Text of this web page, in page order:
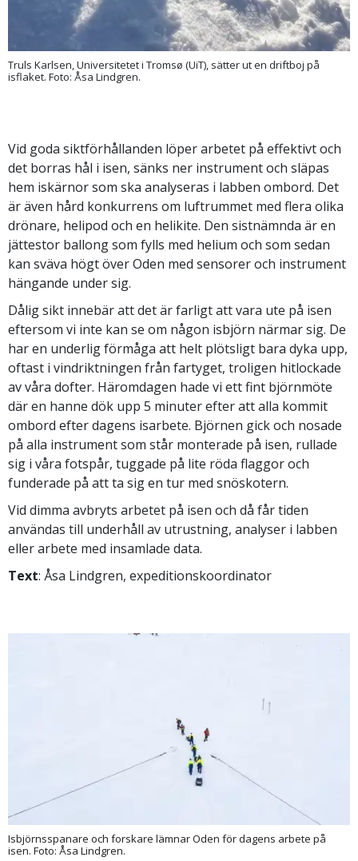
Truls Karlsen, Universitetet i Tromsø (UiT), sätter ut en driftboj på
isflaket. Foto: Åsa Lindgren.
Vid goda siktförhållanden löper arbetet på effektivt och
det borras hål i isen, sänks ner instrument och släpas
hem iskärnor som ska analyseras i labben ombord. Det
är även hård konkurrens om luftrummet med flera olika
drönare, helipod och en helikite. Den sistnämnda är en
jättestor ballong som fylls med helium och som sedan
kan sväva högt över Oden med sensorer och instrument
hängande under sig.
Dålig sikt innebär att det är farligt att vara ute på isen
eftersom vi inte kan se om någon isbjörn närmar sig. De
har en underlig förmåga att helt plötsligt bara dyka upp,
oftast i vindriktningen från fartyget, troligen hitlockade
av våra dofter. Häromdagen hade vi ett fint björnmöte
där en hanne dök upp 5 minuter efter att alla kommit
ombord efter dagens isarbete. Björnen gick och nosade
på alla instrument som står monterade på isen, rullade
sig i våra fotspår, tuggade på lite röda flaggor och
funderade på att ta sig en tur med snöskotern.
Vid dimma avbryts arbetet på isen och då får tiden
användas till underhåll av utrustning, analyser i labben
eller arbete med insamlade data.
Text: Åsa Lindgren, expeditionskoordinator
Isbjörnsspanare och forskare lämnar Oden för dagens arbete på
isen. Foto: Åsa Lindgren.